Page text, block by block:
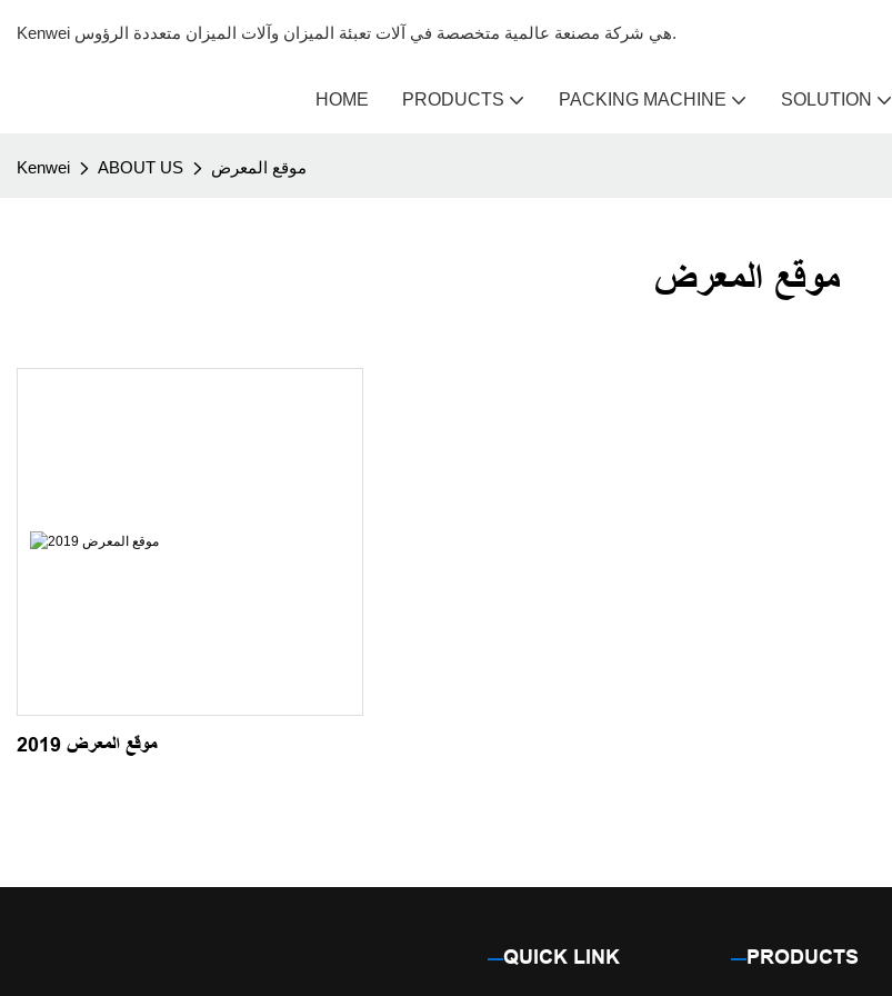
Kenwei هي شركة مصنعة عالمية متخصصة في آلات تعبئة الميزان وآلات الميزان متعددة الرؤوس.
HOME PRODUCTS PACKING MACHINE SOLUTION
Kenwei ABOUT US موقع المعرض
موقع المعرض
موقع المعرض 2019
QUICK LINK PRODUCTS